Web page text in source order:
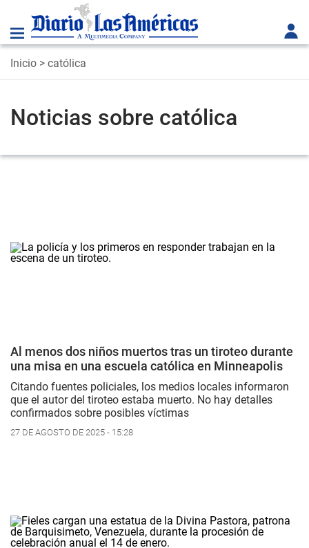
Inicio > católica
Noticias sobre católica
Al menos dos niños muertos tras un tiroteo durante
una misa en una escuela católica en Minneapolis
Citando fuentes policiales, los medios locales informaron
que el autor del tiroteo estaba muerto. No hay detalles
confirmados sobre posibles víctimas
27 DE AGOSTO DE 2025 - 15:28